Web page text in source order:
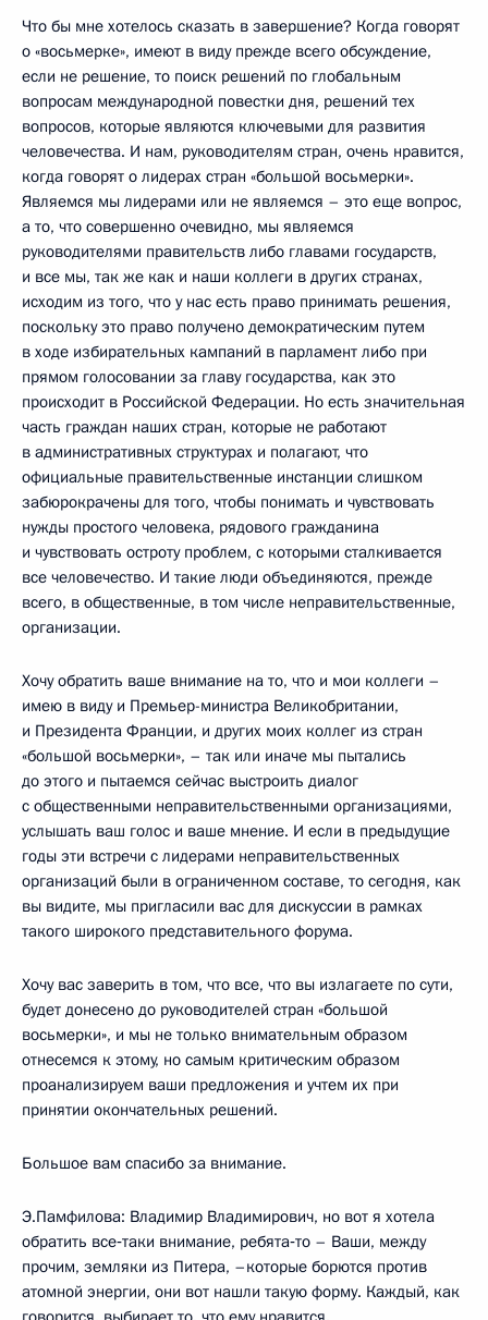
Что бы мне хотелось сказать в завершение? Когда говорят
о «восьмерке», имеют в виду прежде всего обсуждение,
если не решение, то поиск решений по глобальным
вопросам международной повестки дня, решений тех
вопросов, которые являются ключевыми для развития
человечества. И нам, руководителям стран, очень нравится,
когда говорят о лидерах стран «большой восьмерки».
Являемся мы лидерами или не являемся – это еще вопрос,
а то, что совершенно очевидно, мы являемся
руководителями правительств либо главами государств,
и все мы, так же как и наши коллеги в других странах,
исходим из того, что у нас есть право принимать решения,
поскольку это право получено демократическим путем
в ходе избирательных кампаний в парламент либо при
прямом голосовании за главу государства, как это
происходит в Российской Федерации. Но есть значительная
часть граждан наших стран, которые не работают
в административных структурах и полагают, что
официальные правительственные инстанции слишком
забюрокрачены для того, чтобы понимать и чувствовать
нужды простого человека, рядового гражданина
и чувствовать остроту проблем, с которыми сталкивается
все человечество. И такие люди объединяются, прежде
всего, в общественные, в том числе неправительственные,
организации.
Хочу обратить ваше внимание на то, что и мои коллеги –
имею в виду и Премьер-министра Великобритании,
и Президента Франции, и других моих коллег из стран
«большой восьмерки», – так или иначе мы пытались
до этого и пытаемся сейчас выстроить диалог
с общественными неправительственными организациями,
услышать ваш голос и ваше мнение. И если в предыдущие
годы эти встречи с лидерами неправительственных
организаций были в ограниченном составе, то сегодня, как
вы видите, мы пригласили вас для дискуссии в рамках
такого широкого представительного форума.
Хочу вас заверить в том, что все, что вы излагаете по сути,
будет донесено до руководителей стран «большой
восьмерки», и мы не только внимательным образом
отнесемся к этому, но самым критическим образом
проанализируем ваши предложения и учтем их при
принятии окончательных решений.
Большое вам спасибо за внимание.
Э.Памфилова: Владимир Владимирович, но вот я хотела
обратить все‑таки внимание, ребята‑то – Ваши, между
прочим, земляки из Питера, –которые борются против
атомной энергии, они вот нашли такую форму. Каждый, как